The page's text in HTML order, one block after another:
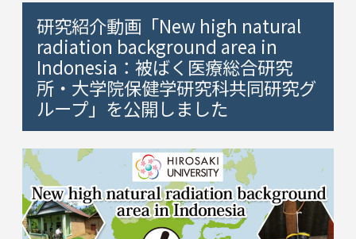
研究紹介動画「New high natural
radiation background area in
Indonesia：被ばく医療総合研究
所・大学院保健学研究科共同研究グ
ループ」を公開しました